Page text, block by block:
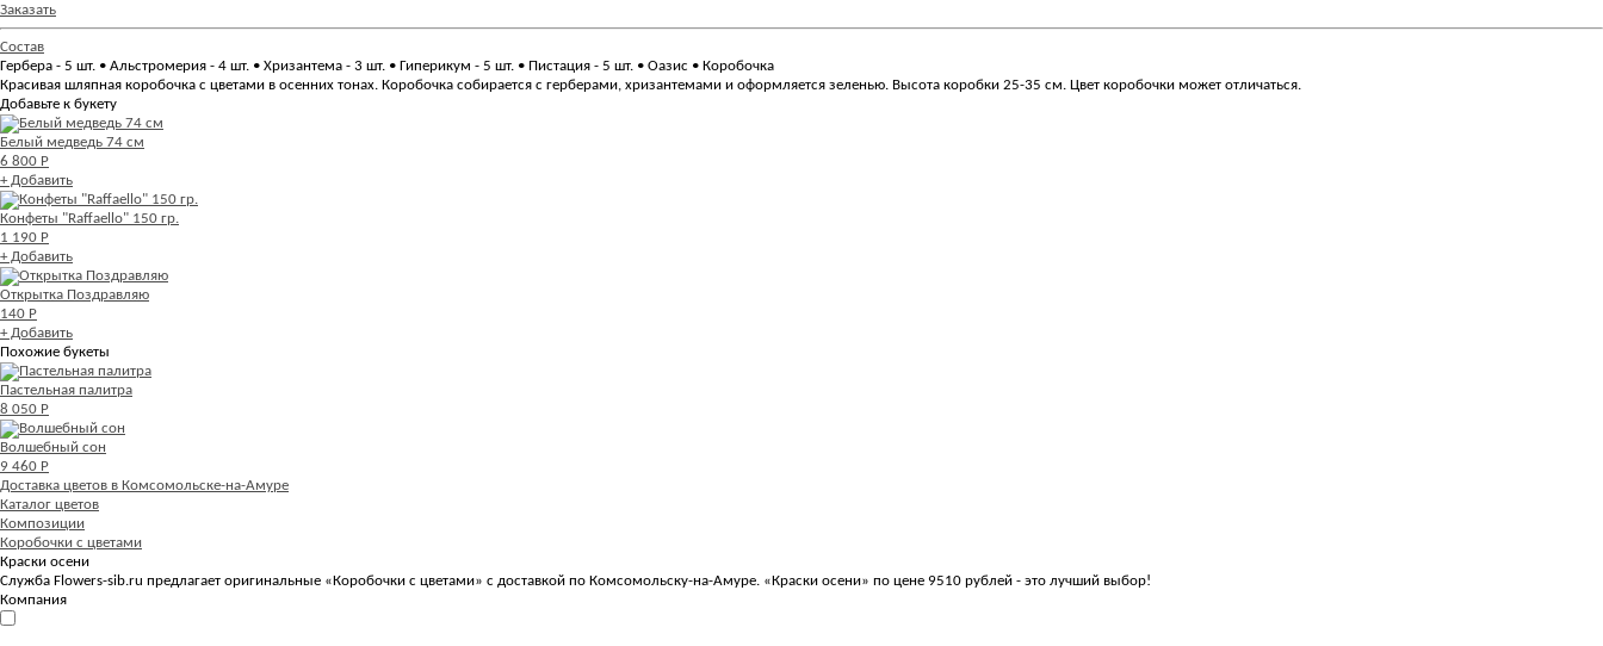
Заказать
Состав
Гербера - 5 шт. • Альстромерия - 4 шт. • Хризантема - 3 шт. • Гиперикум - 5 шт. • Пистация - 5 шт. • Оазис • Коробочка
Красивая шляпная коробочка с цветами в осенних тонах. Коробочка собирается с герберами, хризантемами и оформляется зеленью. Высота коробки 25-35 см. Цвет коробочки может отличаться.
Добавьте к букету
Белый медведь 74 см
6 800 Р
+ Добавить
Конфеты "Raffaello" 150 гр.
1 190 Р
+ Добавить
Открытка Поздравляю
140 Р
+ Добавить
Похожие букеты
Пастельная палитра
8 050 Р
Волшебный сон
9 460 Р
Доставка цветов в Комсомольске-на-Амуре
Каталог цветов
Композиции
Коробочки с цветами
Краски осени
Служба Flowers-sib.ru предлагает оригинальные «Коробочки с цветами» с доставкой по Комсомольску-на-Амуре. «Краски осени» по цене 9510 рублей - это лучший выбор!
Компания